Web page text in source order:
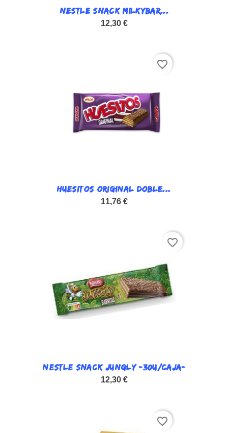
NESTLE SNACK MILKYBAR...
12,30 €
HUESITOS ORIGINAL DOBLE...
11,76 €
favorite_border
NESTLE SNACK JUNGLY -30U/CAJA-
12,30 €
favorite_border
favorite_border